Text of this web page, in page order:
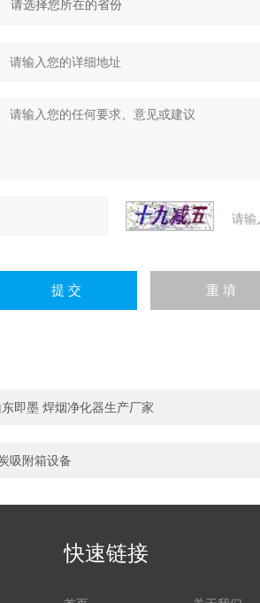
请输
即墨 焊烟净化器生产厂家
吸附箱设备
快速链接